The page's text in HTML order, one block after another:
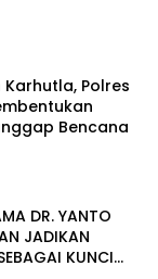
Karhutla, Polres
Bencana
DR. YANTO
JADIKAN
KUNCI